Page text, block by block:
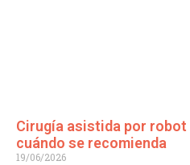
Cirugía asistida por robot
cuándo se recomienda
19/06/2026